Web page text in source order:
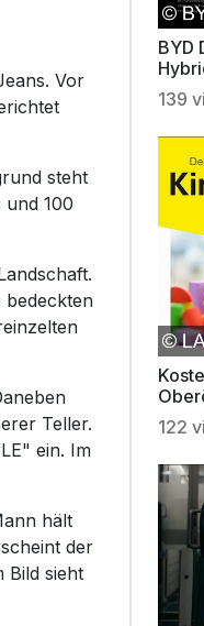
Vor
steht
100
bedeckten
Teller.
ein. Im
hält
der
Bild sieht
BYD
139
122